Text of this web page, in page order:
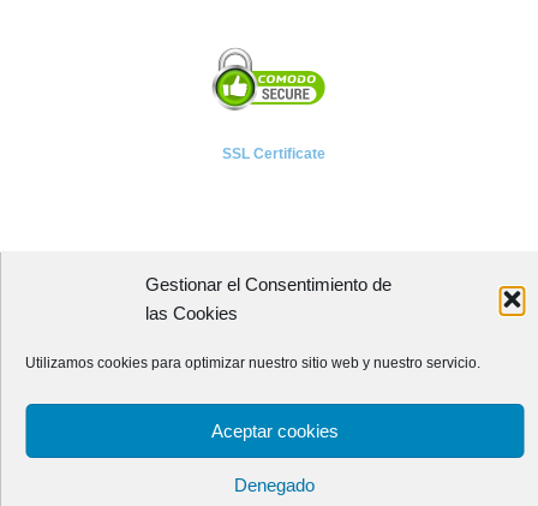
Gestionar el Consentimiento de
las Cookies
Utilizamos cookies para optimizar nuestro sitio web y nuestro servicio.
Aceptar cookies
Denegado
SSL Certificate
A P I E T E L
Avenida Independencia, 4 - 5ª planta
24001 - LEÓN (España)